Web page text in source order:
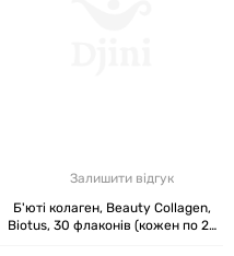
Залишити відгук
Б'юті колаген, Beauty Collagen,
Biotus, 30 флаконів (кожен по 25